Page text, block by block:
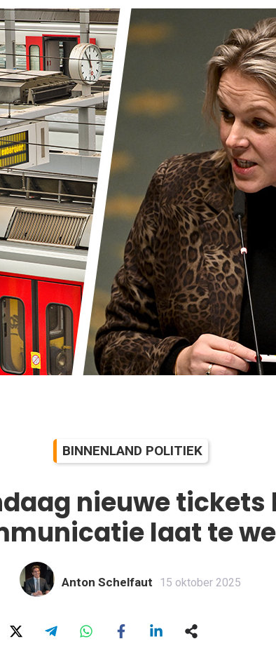
BINNENLAND POLITIEK
nieuwe tickets
laat te
Anton Schelfaut 15 oktober 2025